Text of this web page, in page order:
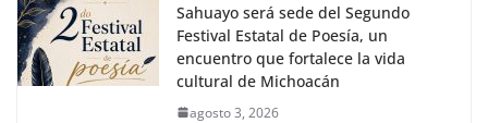
Sahuayo será sede del Segundo
Festival Estatal de Poesía, un
encuentro que fortalece la vida
cultural de Michoacán
agosto 3, 2026